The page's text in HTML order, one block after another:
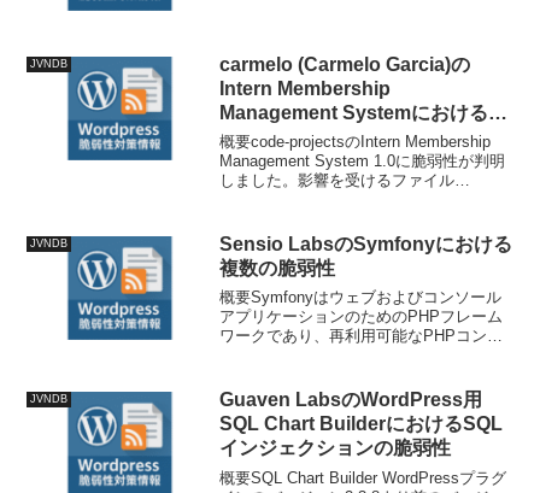
JVNDB
carmelo (Carmelo Garcia)の
Intern Membership
Management Systemにおける複
数の脆弱性
概要code-projectsのIntern Membership
Management System 1.0に脆弱性が判明
しました。影響を受けるファイル
JVNDB
Sensio LabsのSymfonyにおける
複数の脆弱性
概要Symfonyはウェブおよびコンソール
アプリケーションのためのPHPフレーム
ワークであり、再利用可能なPHPコンポ
は、MailtrapRequestPar...
JVNDB
Guaven LabsのWordPress用
SQL Chart BuilderにおけるSQL
インジェクションの脆弱性
概要SQL Chart Builder WordPressプラグ